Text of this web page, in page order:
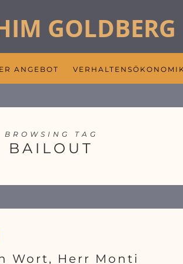
ANGEBOT VERHALTENSÖKONOMIK
BROWSING TAG
BAILOUT
Wort, Herr Monti